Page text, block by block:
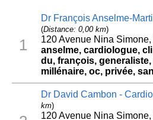
1
Dr François Anselme-
(Distance: 0,00 km)
120 Avenue Nina
anselme, cardiologue,
du, françois,
millénaire, oc, privée,
Dr David Cambon -
km)
120 Avenue Nina